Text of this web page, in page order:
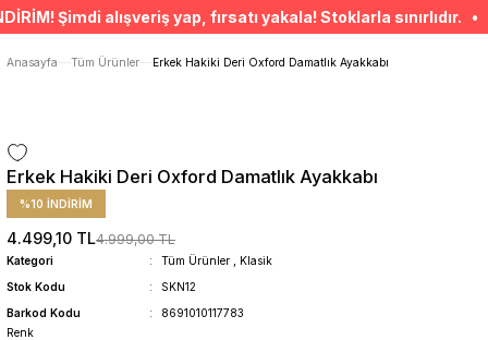
ÜCRETSİZ TESLİMAT İMKANI
SÜRDÜRÜLEBİLİR ÜRÜNLER
Anasayfa
Tüm Ürünler Erkek Hakiki Deri Oxford Damatlık Ayakkabı
Erkek Hakiki Deri Oxford Damatlık Ayakkabı
%10 İNDİRİM
4.499,10 TL4.999,00 TL
Kategori Tüm Ürünler
Klasik
Stok Kodu
SKN12
Barkod Kodu
8691010117783
Renk
Şimdi alışveriş yap, fırsatı yakala! Stoklarla